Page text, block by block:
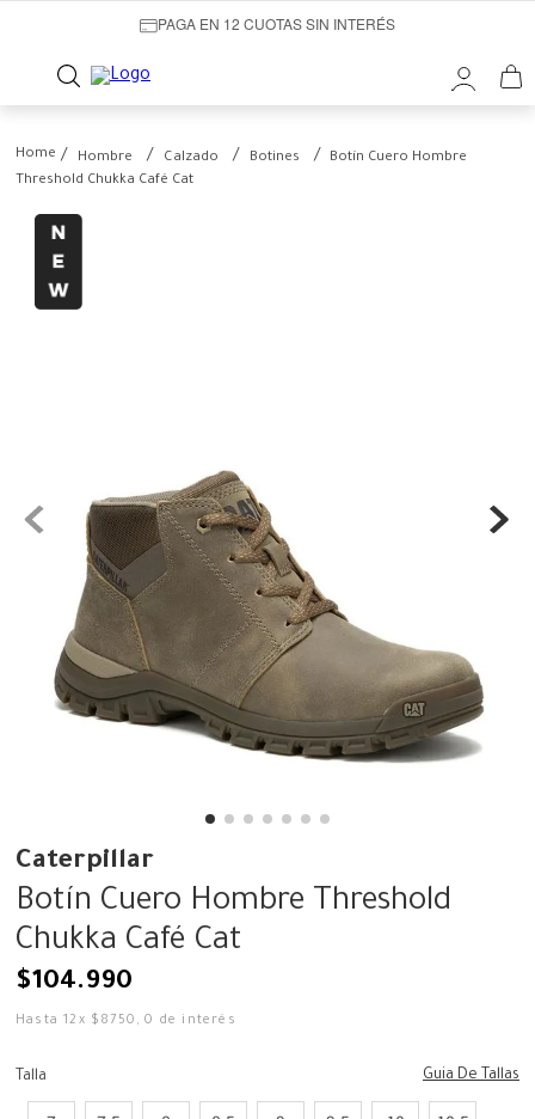
PAGA EN 12 CUOTAS SIN INTERÉS
Hombre Calzado Botines
Botín Cuero Hombre
Threshold Chukka Café Cat
Caterpillar
Botín Cuero Hombre Threshold
Chukka Café Cat
$104.990
Hasta12 x $ 8750 ,0 de interés
Talla Guia De Tallas